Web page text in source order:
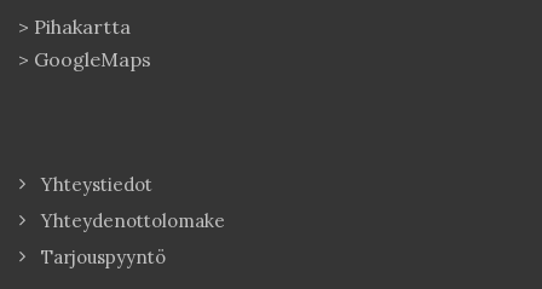
> Pihakartta
> GoogleMaps
Yhteystiedot
Yhteydenottolomake
Tarjouspyyntö